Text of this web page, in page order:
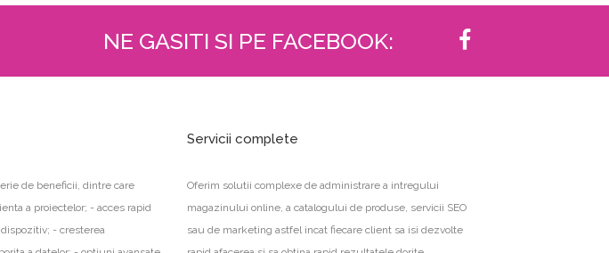
NE GASITI SI PE FACEBOOK:
de beneficii, dintre care
a proiectelor; - acces rapid
- cresterea
Servicii complete
Oferim solutii complexe de administrare a intregului
magazinului online, a catalogului de produse, servicii SEO
sau de marketing astfel incat fiecare client sa isi dezvolte